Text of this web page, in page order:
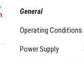
Operating Conditions
Power Supply
Power Consumption